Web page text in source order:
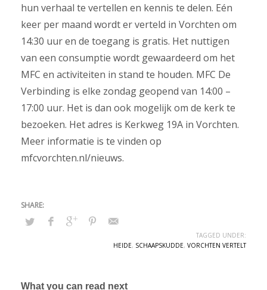
hun verhaal te vertellen en kennis te delen. Eén
keer per maand wordt er verteld in Vorchten om
14:30 uur en de toegang is gratis. Het nuttigen
van een consumptie wordt gewaardeerd om het
MFC en activiteiten in stand te houden. MFC De
Verbinding is elke zondag geopend van 14:00 –
17:00 uur. Het is dan ook mogelijk om de kerk te
bezoeken. Het adres is Kerkweg 19A in Vorchten.
Meer informatie is te vinden op
mfcvorchten.nl/nieuws.
TAGGED UNDER:
HEIDE, SCHAAPSKUDDE, VORCHTEN VERTELT
What you can read next